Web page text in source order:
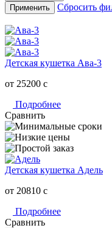
Применить
Сбросить
Детская кушетка Ава-3
от 25200 c
Подробнее
Сравнить
Детская кушетка Адель
от 20810 c
Подробнее
Сравнить